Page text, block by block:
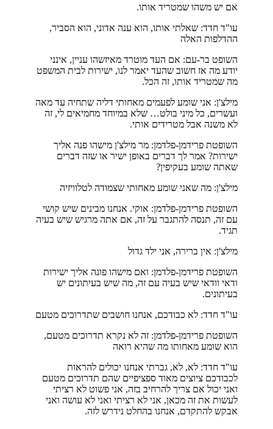
אם יש משהו שמטריד אותו.
עו"ד חדד: שאלתי אותו, הוא ענה אדוני, הוא הסביר,
ההדלפות האלה
השופט בר-עם: אם העד מוטרד מאיזשהו עניין, אינני
יודע מה אז חשוב שהעד יאמר לנו, ישירות לבית המשפט
מה שמטריד אותו, זה הכל.
מילצ'ן: אני שומע לפעמים מאחותי דליה שתחיה עד מאה
ועשרים, כל מיני בולט… שלא במיוחד מחמיאים לי, זה
לא משנה אבל מטרידים אותי.
השופטת פרידמן-פלדמן: מר מילצ'ן מישהו פנה אליך
ישירות? אמר לך דברים באופן ישיר או שזה דברים
שאתה שומע בעקיפין?
מילצ'ן: מה שאני שומע מאחותי שצמודה לטלוויזיה
השופטת פרידמן-פלדמן: אוקי. אנחנו מבינים שיש קושי
עם זה, תנסה להתגבר על זה, אם אתה מרגיש שיש בעיה
תגיד.
מילצ'ן: אין ברירה, אני ילד גדול
השופטת פרידמן-פלדמן: ואם מישהו פונה אליך ישירות
ודאי וודאי שיש בעיה עם זה, מה שיש בעיתונים יש
בעיתונים.
עו"ד חדד: לא כבודכם, אנחנו חושבים שתדרוכים מטעם
השופטת פרידמן-פלדמן: זה לא נקרא תדרוכים מטעם,
הוא שומע מאחותו מה שהיא רואה
עו"ד חדד: לא, לא, גברתי אנחנו יכולים להראות
לכבודכם ציוצים מאוד ספציפיים שהם תדרוכים מטעם
ואני יכול אם צריך להרחיב בזה, אני פשוט לא רציתי
לעשות את זה מכאן, אני לא רציתי ואני לא עושה ואני
אבקש להתקדם, אנחנו בהחלט נידרש לזה.